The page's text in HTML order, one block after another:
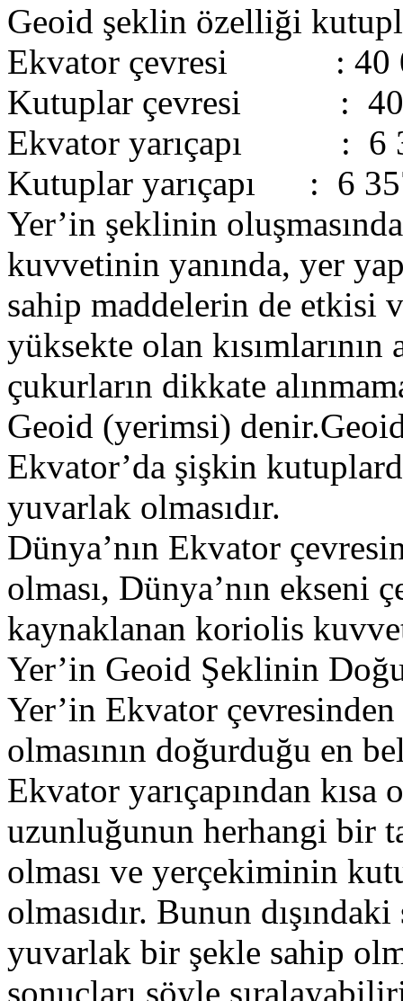
Geoid şeklin özelliği
Ekvator çevresi : 40
Kutuplar çevresi : 40
Ekvator yarıçapı : 6
Kutuplar yarıçapı : 6
Yer’in şeklinin
kuvvetinin yanında, yer
sahip maddelerin de etkisi
yüksekte olan
çukurların dikkate
Geoid (yerimsi)
Ekvator’da şişkin
yuvarlak olmasıdır.
Dünya’nın Ekvator
olması, Dünya’nın ekseni
kaynaklanan koriolis
Yer’in Geoid Şeklinin
Yer’in Ekvator
olmasının doğurduğu en
Ekvator yarıçapından kısa
uzunluğunun herhangi bir
olması ve yerçekiminin
olmasıdır. Bunun
yuvarlak bir şekle sahip
sonuçları şöyle